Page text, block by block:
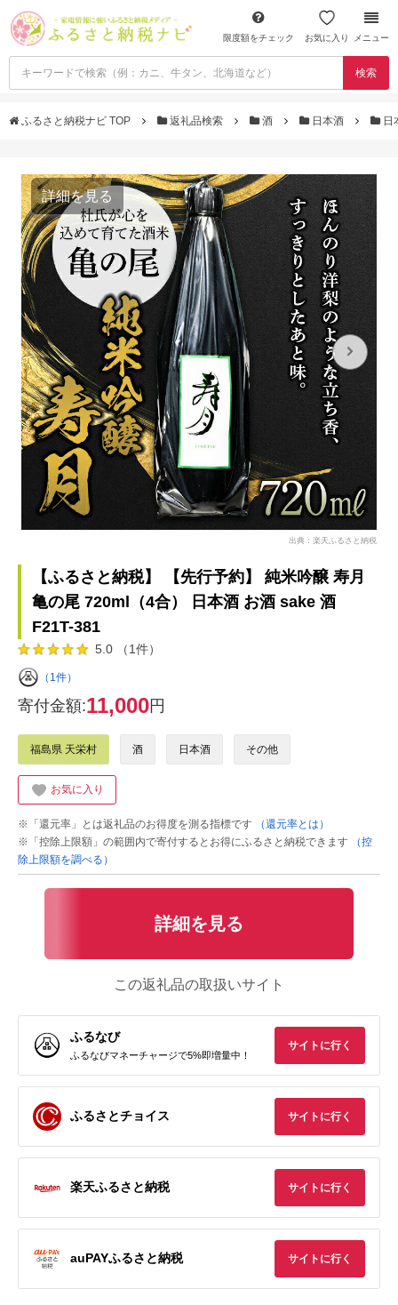
限度額をチェック お気に入り メニュー
検索
ふるさと納税ナビ TOP 返礼品検索 酒 日本酒 日
詳細を見る
出典：楽天ふるさと納税
【ふるさと納税】 【先行予約】 純米吟醸 寿月
亀の尾 720ml（4合） 日本酒 お酒 sake 酒
F21T-381
5.0 （1件）
（1件）
寄付金額:11,000円
福島県 天栄村 酒 日本酒 その他
お気に入り
※「還元率」とは返礼品のお得度を測る指標です
（還元率とは）
※「控除上限額」の範囲内で寄付するとお得にふるさと納税できます
（控
除上限額を調べる）
詳細を見る
この返礼品の取扱いサイト
ふるなび
ふるなびマネーチャージで5%即増量中！
サイトに行く
ふるさとチョイス サイトに行く
楽天ふるさと納税 サイトに行く
auPAYふるさと納税 サイトに行く